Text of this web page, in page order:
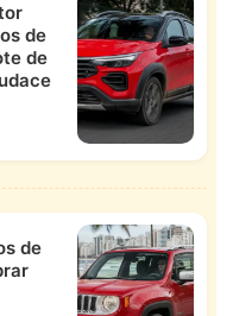
de
de
de